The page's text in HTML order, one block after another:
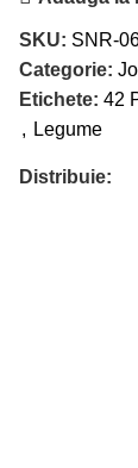
SKU: SNR-
Categorie:
Etichete: 42
, Legume
Distribuie: